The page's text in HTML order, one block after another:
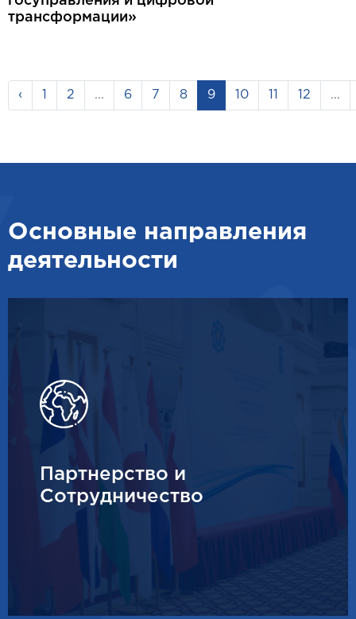
трансформации»
‹ 2 ... 6 7 8 9 10 12 ...
Основные направления
деятельности
Партнерство и
Сотрудничество